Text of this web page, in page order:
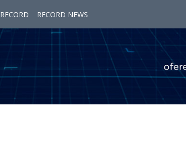
RECORD RECORD NEWS